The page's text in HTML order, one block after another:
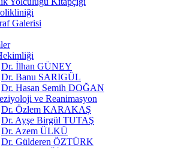
Galerisi
Dr. İlhan GÜNEY
Dr. Banu SARIGÜL
Dr. Hasan Semih DOĞAN
ve Reanimasyon
Dr. Özlem KARAKAŞ
Dr. Ayşe Birgül TUTAŞ
Dr. Azem ÜLKÜ
Dr. Gülderen ÖZTÜRK